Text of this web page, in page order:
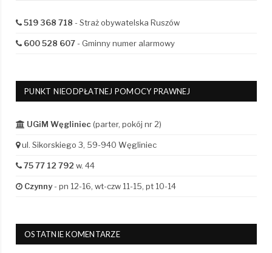
519 368 718 - Straż obywatelska Ruszów
600 528 607- Gminny numer alarmowy
PUNKT NIEODPŁATNEJ POMOCY PRAWNEJ
UGiM Węgliniec (parter, pokój nr 2)
ul. Sikorskiego 3, 59-940 Węgliniec
75 77 12 792 w. 44
Czynny- pn 12-16, wt-czw 11-15, pt 10-14
OSTATNIE KOMENTARZE